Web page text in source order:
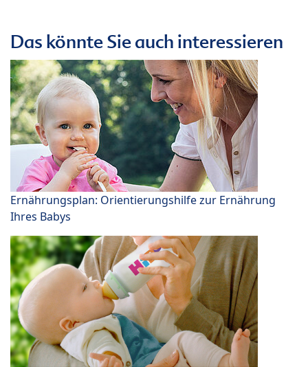
Das könnte Sie auch interessieren
Ernährungsplan: Orientierungshilfe zur Ernährung
Ihres Babys